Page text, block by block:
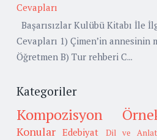
Cevapları
Başarısızlar Kulübü Kitabı İle
Cevapları 1) Çimen’in annesinin
Öğretmen B) Tur rehberi C...
Kategoriler
Kompozisyon
Konular Edebiyat Dil ve